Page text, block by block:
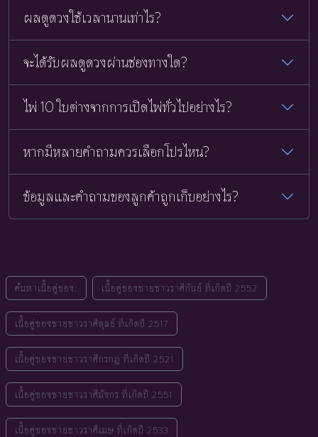
ผลดูดวงใช้เวลานานเท่าไร?
จะได้รับผลดูดวงผ่านช่องทางใด?
ไพ่ 10 ใบต่างจากการเปิดไพ่ทั่วไปอย่างไร?
หากมีหลายคำถามควรเลือกโปรไหน?
ข้อมูลและคำถามของลูกค้าถูกเก็บอย่างไร?
ค้นหาเนื้อคู่ของ: เนื้อคู่ของชายชาวราศีกันย์ ที่เกิดปี 2552
เนื้อคู่ของชายชาวราศีตุลย์ ที่เกิดปี 2517
เนื้อคู่ของชายชาวราศีกรกฎ ที่เกิดปี 2521
เนื้อคู่ของชายชาวราศีมังกร ที่เกิดปี 2551
เนื้อคู่ของชายชาวราศีเมษ ที่เกิดปี 2533